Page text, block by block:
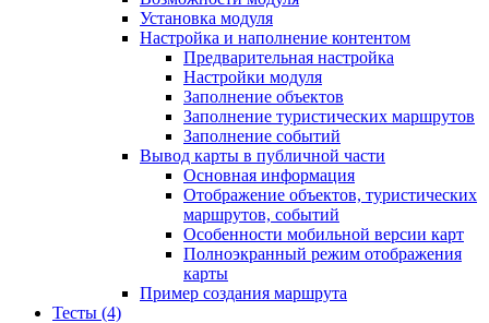
Установка модуля
Настройка и наполнение контентом
Предварительная настройка
Настройки модуля
Заполнение объектов
Заполнение туристических маршрутов
Заполнение событий
Вывод карты в публичной части
Основная информация
Отображение объектов, туристических
маршрутов, событий
Особенности мобильной версии карт
Полноэкранный режим отображения
карты
Пример создания маршрута
Тесты (4)